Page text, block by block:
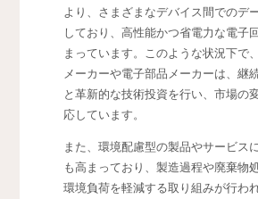
より、さまざまなデバイス間でのデ
しており、高性能かつ省電力な電子
まっています。このような状況下で
メーカーや電子部品メーカーは、継
と革新的な技術投資を行い、市場の
応しています。
また、環境配慮型の製品やサービス
も高まっており、製造過程や廃棄物
環境負荷を軽減する取り組みが行わ